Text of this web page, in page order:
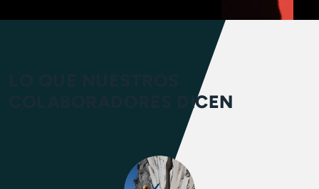
COLABORADORES DICEN